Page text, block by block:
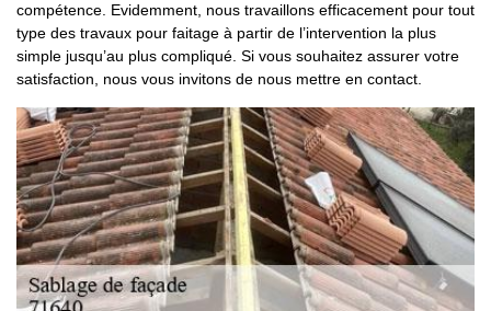
compétence. Evidemment, nous travaillons efficacement pour tout
type des travaux pour faitage à partir de l’intervention la plus
simple jusqu’au plus compliqué. Si vous souhaitez assurer votre
satisfaction, nous vous invitons de nous mettre en contact.